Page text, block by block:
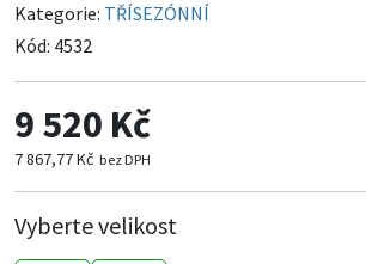
Kategorie: TŘÍSEZÓNNÍ
Kód: 4532
9 520 Kč
7 867,77 Kč bez DPH
Vyberte velikost